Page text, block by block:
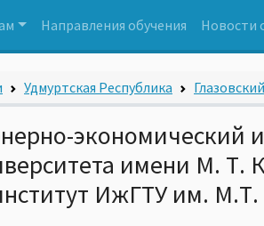
Направления обучения Новости
Удмуртская Республика
экономический
имени М.
ИжГТУ им.